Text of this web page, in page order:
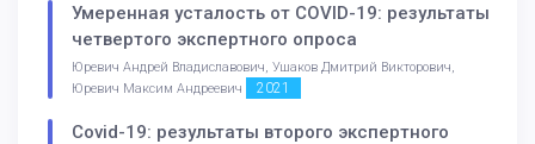
Умеренная усталость от COVID-19: результаты
четвертого экспертного опроса
Юревич Андрей Владиславович, Ушаков Дмитрий Викторович,
Юревич Максим Андреевич
2021
Covid-19: результаты второго экспертного